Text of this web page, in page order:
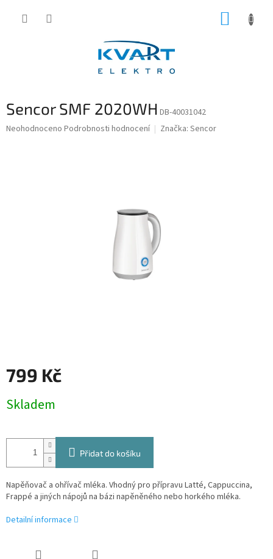
Sencor SMF 2020WH DB-40031042
Průměrné
Neohodnoceno Podrobnosti hodnocení Značka: Sencor
799 Kč
cena:
Skladem
Přidat do košíku
Napěňovač a ohřívač mléka. Vhodný pro přípravu Latté, Cappuccina,
Frappé a jiných nápojů na bázi napěněného nebo horkého mléka.
Detailní informace